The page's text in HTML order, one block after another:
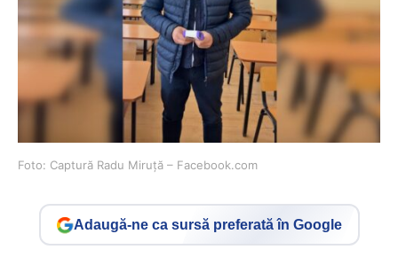
Foto: Captură Radu Miruță – Facebook.com
Adaugă-ne ca sursă preferată în Google